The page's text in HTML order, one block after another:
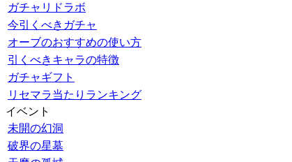
ガチャリドラボ
今引くべきガチャ
オーブのおすすめの使い方
引くべきキャラの特徴
ガチャギフト
リセマラ当たりランキング
イベント
未開の幻洞
破界の星墓